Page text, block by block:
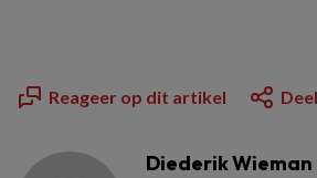
Reageer op dit artikel
Diederik Wieman